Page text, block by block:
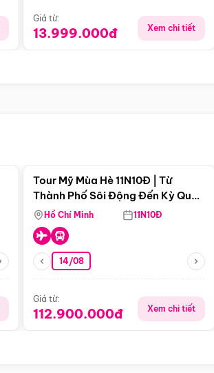
Giá từ:
13.999.000đ Xem chi tiết
Tour Mỹ Mùa Hè 11N10Đ | Từ
Thành Phố Sôi Động Đến Kỳ Quan
Thiên Nhiên Mỹ
Hồ Chí Minh 11N10Đ
14/08
Giá từ:
112.900.000đ Xem chi tiết